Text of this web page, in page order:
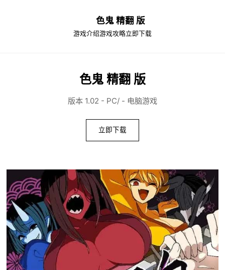
色鬼 精翻 版
游戏介绍游戏攻略立即下载
色鬼 精翻 版
版本 1.02 - PC/ - 电脑游戏
立即下载